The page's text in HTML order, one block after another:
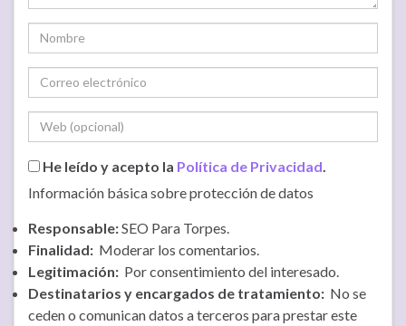
He leído y acepto la Política de Privacidad
Información básica sobre protección de datos
Responsable:SEO Para Torpes.
Finalidad: Moderar los comentarios.
Legitimación: Por consentimiento del interesado.
Destinatarios y encargados de tratamiento: No se
ceden o comunican datos a terceros para prestar este